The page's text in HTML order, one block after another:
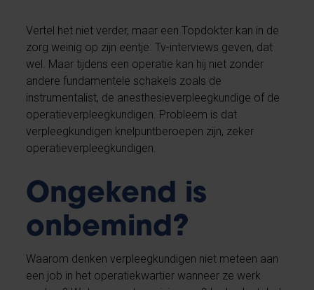
Vertel het niet verder, maar een Topdokter kan in de
zorg weinig op zijn eentje. Tv-interviews geven, dat
wel. Maar tijdens een operatie kan hij niet zonder
andere fundamentele schakels zoals de
instrumentalist, de anesthesieverpleegkundige of de
operatieverpleegkundigen. Probleem is dat
verpleegkundigen knelpuntberoepen zijn, zeker
operatieverpleegkundigen.
Ongekend is
onbemind?
Waarom denken verpleegkundigen niet meteen aan
een job in het operatiekwartier wanneer ze werk